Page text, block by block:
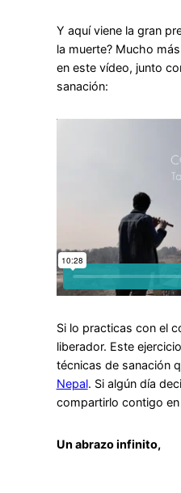
Y aquí viene la gran
la muerte? Mucho
en este vídeo, junto
sanación:
Si lo practicas con el
liberador. Este
técnicas de sanación
Nepal. Si algún día
compartirlo contigo
Un abrazo infinito,